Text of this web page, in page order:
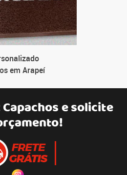
em Arapeí
Capachose solicite